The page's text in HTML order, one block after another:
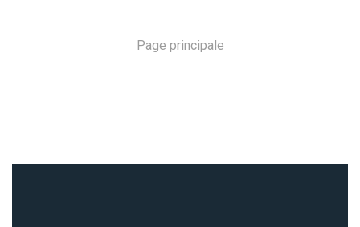
Page principale